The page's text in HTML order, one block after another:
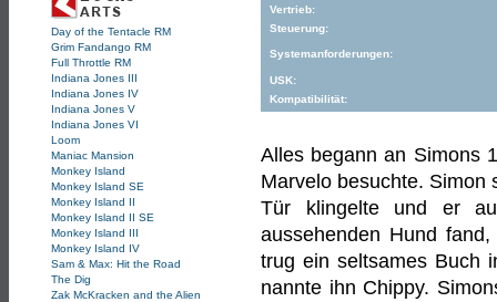
Day of the Tentacle RM
Grim Fandango RM
Full Throttle RM
Indiana Jones III
Indiana Jones IV
Indiana Jones V
Indiana Jones VI
Loom
Maniac Mansion
Monkey Island
Monkey Island SE
Monkey Island II
Monkey Island II SE
Monkey Island III
Monkey Island IV
Sam & Max: Hit the Road
The Dig
Zak McKracken and the Alien
Vertrieb:
Steuerung:
Systemanforderungen:
USK:
Kompatibilität:
Alles begann an Simons
Marvelo besuchte. Simon
Tür klingelte und er
aussehenden Hund
trug ein seltsames Buch
nannte ihn Chippy.